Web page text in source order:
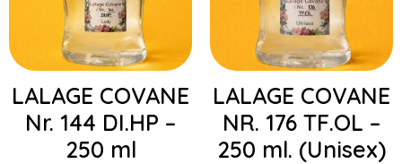
LALAGE COVANE
Nr. 144 DI.HP –
250 ml
LALAGE COVANE
NR. 176 TF.OL –
250 ml. (Unisex)